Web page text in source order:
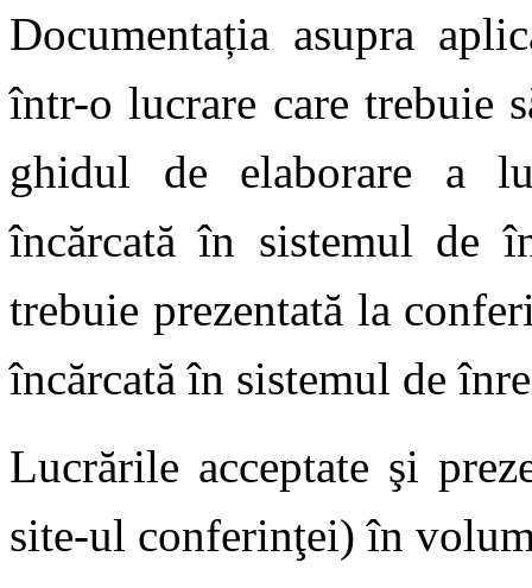
Documentația asupra
într-o lucrare care trebuie
ghidul de elaborare a
încărcată în sistemul de
trebuie prezentată la
încărcată în sistemul de
Lucrările acceptate şi
site-ul conferinţei) în